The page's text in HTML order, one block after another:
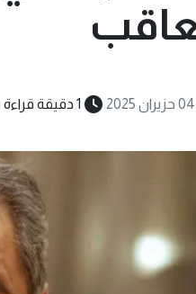
1 دقيقة قراءة